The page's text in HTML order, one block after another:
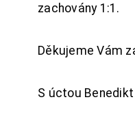
zachovány 1:1.
Děkujeme Vám
S úctou Benedikt